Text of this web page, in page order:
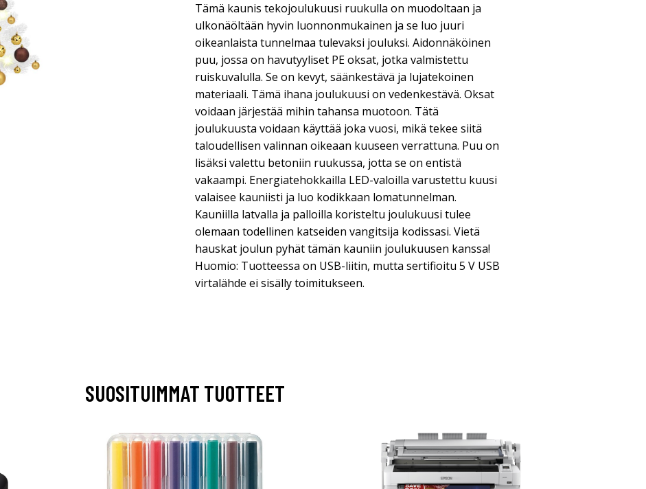
Tämä kaunis tekojoulukuusi ruukulla on muodoltaan ja
ulkonäöltään hyvin luonnonmukainen ja se luo juuri
oikeanlaista tunnelmaa tulevaksi jouluksi. Aidonnäköinen
puu, jossa on havutyyliset PE oksat, jotka valmistettu
ruiskuvalulla. Se on kevyt, säänkestävä ja lujatekoinen
materiaali. Tämä ihana joulukuusi on vedenkestävä. Oksat
voidaan järjestää mihin tahansa muotoon. Tätä
joulukuusta voidaan käyttää joka vuosi, mikä tekee siitä
taloudellisen valinnan oikeaan kuuseen verrattuna. Puu on
lisäksi valettu betoniin ruukussa, jotta se on entistä
vakaampi. Energiatehokkailla LED-valoilla varustettu kuusi
valaisee kauniisti ja luo kodikkaan lomatunnelman.
Kauniilla latvalla ja palloilla koristeltu joulukuusi tulee
olemaan todellinen katseiden vangitsija kodissasi. Vietä
hauskat joulun pyhät tämän kauniin joulukuusen kanssa!
Huomio: Tuotteessa on USB-liitin, mutta sertifioitu 5 V USB
virtalähde ei sisälly toimitukseen.
SUOSITUIMMAT TUOTTEET